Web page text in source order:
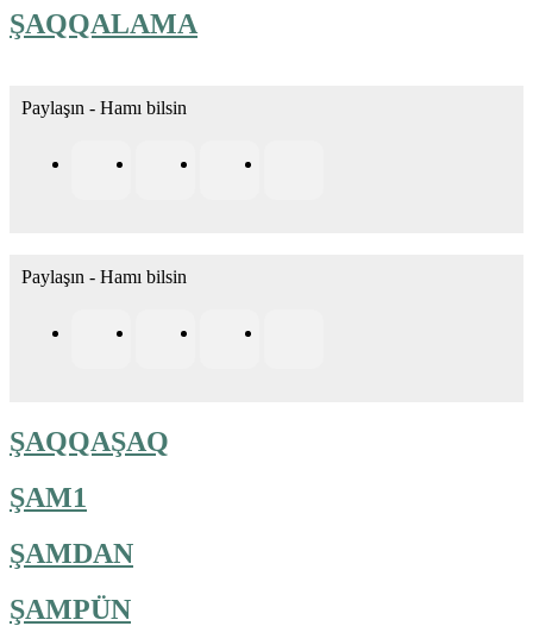
ŞAQQALAMA
Paylaşın - Hamı bilsin
Paylaşın - Hamı bilsin
ŞAQQAŞAQ
ŞAM1
ŞAMDAN
ŞAMPÜN